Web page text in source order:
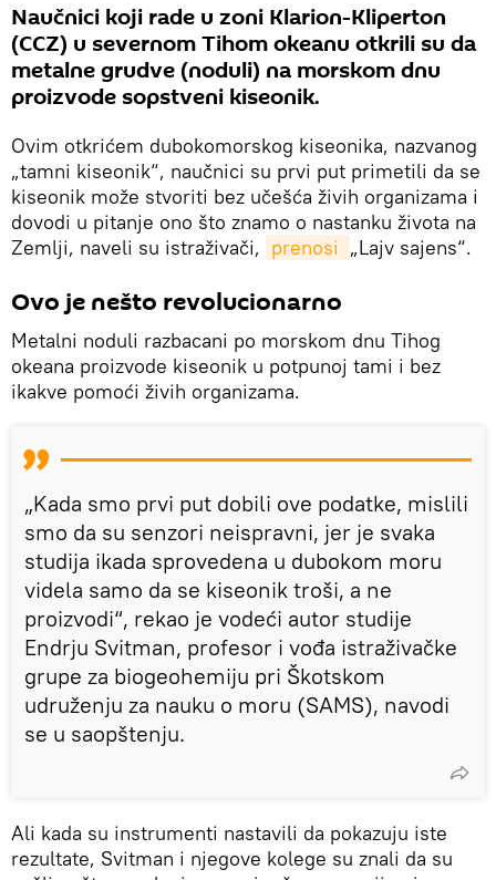
Naučnici koji rade u zoni Klarion-Kliperton
(CCZ) u severnom Tihom okeanu otkrili su da
metalne grudve (noduli) na morskom dnu
proizvode sopstveni kiseonik.
Ovim otkrićem dubokomorskog kiseonika, nazvanog
„tamni kiseonik“, naučnici su prvi put primetili da se
kiseonik može stvoriti bez učešća živih organizama i
dovodi u pitanje ono što znamo o nastanku života na
Zemlji, naveli su istraživači, prenosi „Lajv sajens“.
Ovo je nešto revolucionarno
Metalni noduli razbacani po morskom dnu Tihog
okeana proizvode kiseonik u potpunoj tami i bez
ikakve pomoći živih organizama.
„Kada smo prvi put dobili ove podatke, mislili
smo da su senzori neispravni, jer je svaka
studija ikada sprovedena u dubokom moru
videla samo da se kiseonik troši, a ne
proizvodi“, rekao je vodeći autor studije
Endrju Svitman, profesor i vođa istraživačke
grupe za biogeohemiju pri Škotskom
udruženju za nauku o moru (SAMS), navodi
se u saopštenju.
Ali kada su instrumenti nastavili da pokazuju iste
rezultate, Svitman i njegove kolege su znali da su